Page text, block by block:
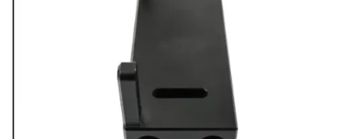
Благодаря своей конструкции, кронштейн
обеспечивает надёжное крепление даже при
активных перемещениях камеры на гимбалах,
стедикамах или кранах.